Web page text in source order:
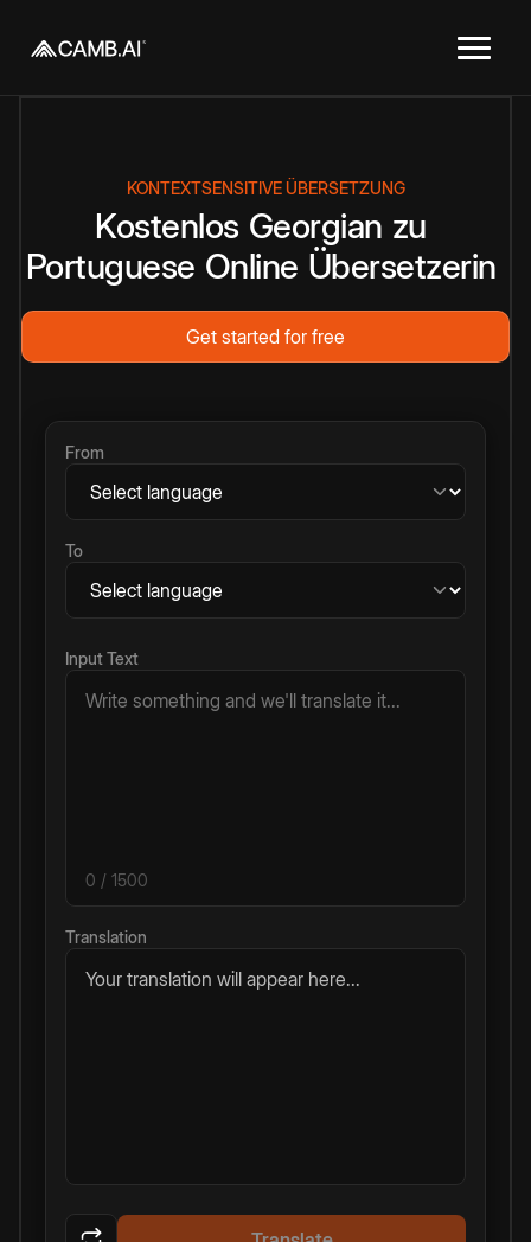
KONTEXTSENSITIVE ÜBERSETZUNG
Kostenlos Georgian zu
Portuguese Online Übersetzerin
Get started for free
From
To
Input Text
0 / 1500
Translation
Your translation will appear here...